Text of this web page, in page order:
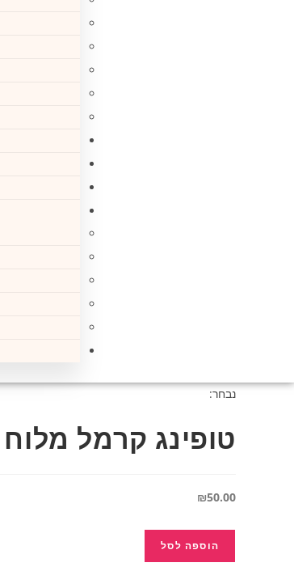
נבחר:
טופינג קרמל מלוח 1…
₪50.00
הוספה לסל